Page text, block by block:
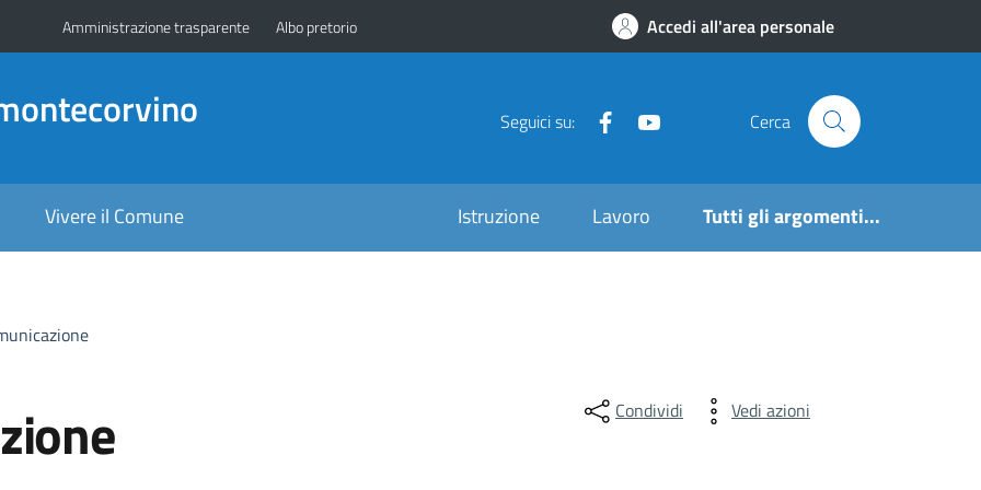
Amministrazione trasparente Albo pretorio Accedi all'area personale
Seguici su: Cerca
Vivere il Comune Istruzione Lavoro Tutti gli argomenti...
Condividi Vedi azioni